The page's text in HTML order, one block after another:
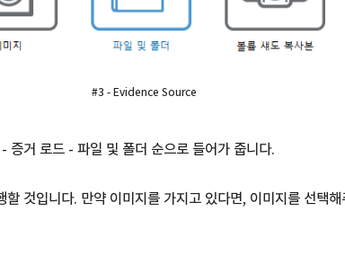
#3 - Evidence Source
거 로드 - 파일 및 폴더 순으로 들어가 줍니다.
할 것입니다. 만약 이미지를 가지고 있다면, 이미지를 선택